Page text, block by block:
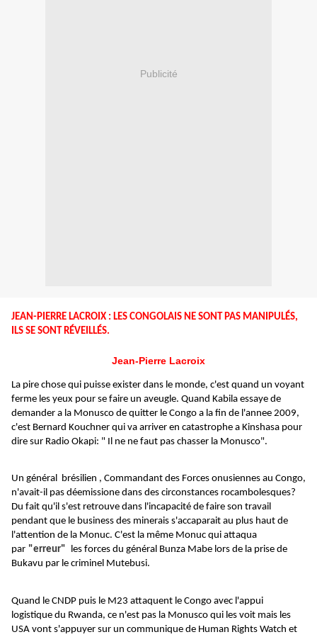
Publicité
JEAN-PIERRE LACROIX : LES CONGOLAIS NE SONT PAS MANIPULÉS,
ILS SE SONT RÉVEILLÉS.
Jean-Pierre Lacroix
La pire chose qui puisse exister dans le monde, c'est quand un voyant
ferme les yeux pour se faire un aveugle. Quand Kabila essaye de
demander a la Monusco de quitter le Congo a la fin de l'annee 2009,
c'est Bernard Kouchner qui va arriver en catastrophe a Kinshasa pour
dire sur Radio Okapi: " Il ne ne faut pas chasser la Monusco".
Un général brésilien , Commandant des Forces onusiennes au Congo,
n'avait-il pas déemissione dans des circonstances rocambolesques?
Du fait qu'il s'est retrouve dans l'incapacité de faire son travail
pendant que le business des minerais s'accaparait au plus haut de
l'attention de la Monuc. C'est la même Monuc qui attaqua
par "erreur" les forces du général Bunza Mabe lors de la prise de
Bukavu par le criminel Mutebusi.
Quand le CNDP puis le M23 attaquent le Congo avec l'appui
logistique du Rwanda, ce n'est pas la Monusco qui les voit mais les
USA vont s'appuyer sur un communique de Human Rights Watch et